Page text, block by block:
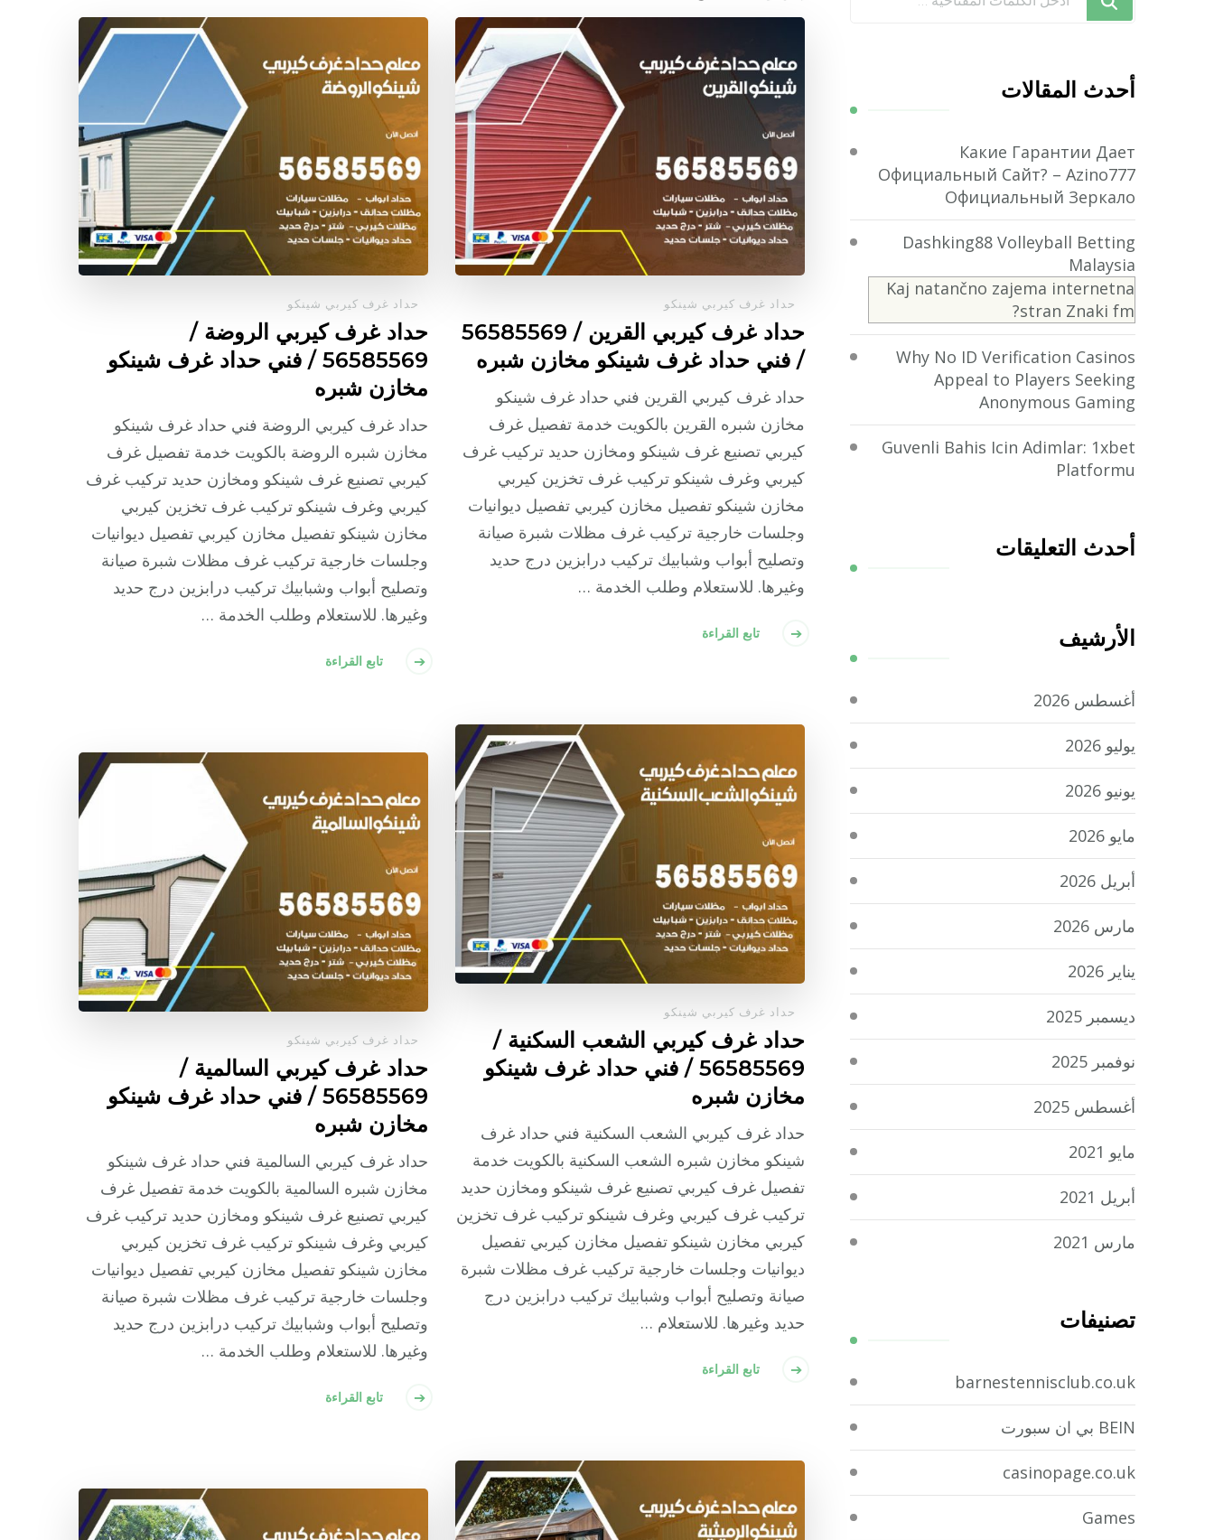
حداد غرف كيربي شينكو
حداد غرف كيربي القرين / 56585569
/ فني حداد غرف شينكو مخازن شبره
حداد غرف كيربي القرين فني حداد غرف شينكو
مخازن شبره القرين بالكويت خدمة تفصيل غرف
كيربي تصنيع غرف شينكو ومخازن حديد تركيب غرف
كيربي وغرف شينكو تركيب غرف تخزين كيربي
مخازن شينكو تفصيل مخازن كيربي تفصيل ديوانيات
وجلسات خارجية تركيب غرف مظلات شبرة صيانة
وتصليح أبواب وشبابيك تركيب درابزين درج حديد
وغيرها. للاستعلام وطلب الخدمة …
تابع القراءة
حداد غرف كيربي شينكو
حداد غرف كيربي الروضة /
56585569 / فني حداد غرف شينكو
مخازن شبره
حداد غرف كيربي الروضة فني حداد غرف شينكو
مخازن شبره الروضة بالكويت خدمة تفصيل غرف
كيربي تصنيع غرف شينكو ومخازن حديد تركيب غرف
كيربي وغرف شينكو تركيب غرف تخزين كيربي
مخازن شينكو تفصيل مخازن كيربي تفصيل ديوانيات
وجلسات خارجية تركيب غرف مظلات شبرة صيانة
وتصليح أبواب وشبابيك تركيب درابزين درج حديد
وغيرها. للاستعلام وطلب الخدمة …
تابع القراءة
حداد غرف كيربي شينكو
حداد غرف كيربي الشعب السكنية /
56585569 / فني حداد غرف شينكو
مخازن شبره
حداد غرف كيربي الشعب السكنية فني حداد غرف
شينكو مخازن شبره الشعب السكنية بالكويت خدمة
تفصيل غرف كيربي تصنيع غرف شينكو ومخازن حديد
تركيب غرف كيربي وغرف شينكو تركيب غرف تخزين
كيربي مخازن شينكو تفصيل مخازن كيربي تفصيل
ديوانيات وجلسات خارجية تركيب غرف مظلات شبرة
صيانة وتصليح أبواب وشبابيك تركيب درابزين درج
حديد وغيرها. للاستعلام …
تابع القراءة
حداد غرف كيربي شينكو
حداد غرف كيربي السالمية /
56585569 / فني حداد غرف شينكو
مخازن شبره
حداد غرف كيربي السالمية فني حداد غرف شينكو
مخازن شبره السالمية بالكويت خدمة تفصيل غرف
كيربي تصنيع غرف شينكو ومخازن حديد تركيب غرف
كيربي وغرف شينكو تركيب غرف تخزين كيربي
مخازن شينكو تفصيل مخازن كيربي تفصيل ديوانيات
وجلسات خارجية تركيب غرف مظلات شبرة صيانة
وتصليح أبواب وشبابيك تركيب درابزين درج حديد
وغيرها. للاستعلام وطلب الخدمة …
تابع القراءة
تبحث
شيء
ما؟
أحدث المقالات
Какие Гарантии Дает
Официальный Сайт? – Azino777
Официальный Зеркало
Dashking88 Volleyball Betting
Malaysia
Kaj natančno zajema internetna
stran Znaki fm?
Why No ID Verification Casinos
Appeal to Players Seeking
Anonymous Gaming
Guvenli Bahis Icin Adimlar: 1xbet
Platformu
أحدث التعليقات
الأرشيف
أغسطس 2026
يوليو 2026
يونيو 2026
مايو 2026
أبريل 2026
مارس 2026
يناير 2026
ديسمبر 2025
نوفمبر 2025
أغسطس 2025
مايو 2021
أبريل 2021
مارس 2021
تصنيفات
barnestennisclub.co.uk
BEIN بي ان سبورت
casinopage.co.uk
Games